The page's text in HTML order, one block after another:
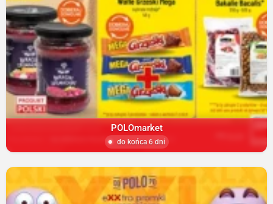
POLOmarket
do końca 6 dni